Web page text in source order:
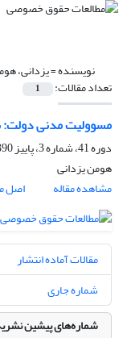
نویسنده =یزدانی،
تعداد مقالات: 1
مسوولیت مدنی دولت:
دوره 41، شماره 3، پاییز 1390، صفحه
هومن یزدانی
مشاهده مقاله
اصل
مقالات آماده انتشار
شماره جاری
شماره‌های پیشین